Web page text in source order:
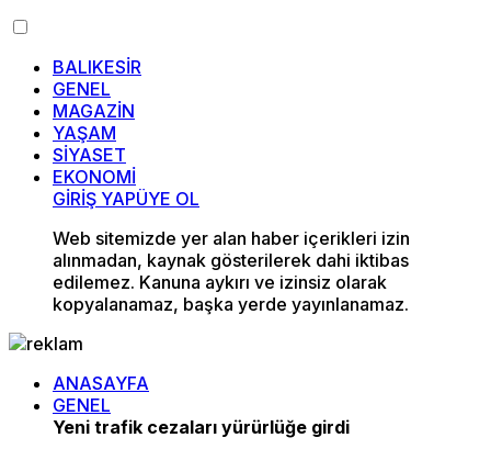
BALIKESİR
GENEL
MAGAZİN
YAŞAM
SİYASET
EKONOMİ
GİRİŞ YAPÜYE OL
Web sitemizde yer alan haber içerikleri izin
alınmadan, kaynak gösterilerek dahi iktibas
edilemez. Kanuna aykırı ve izinsiz olarak
kopyalanamaz, başka yerde yayınlanamaz.
ANASAYFA
GENEL
Yeni trafik cezaları yürürlüğe girdi